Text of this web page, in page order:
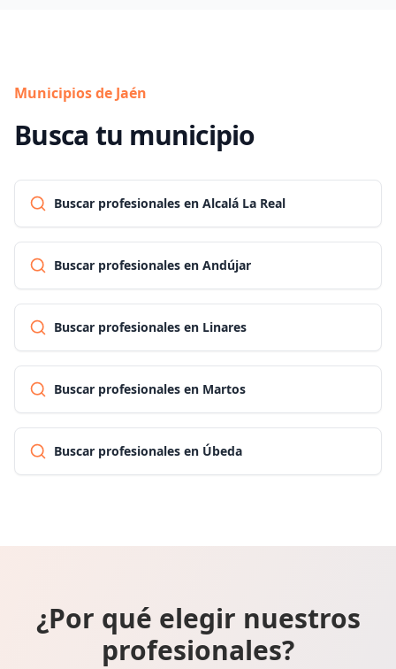
Municipios de Jaén
Busca tu municipio
Buscar profesionales en Alcalá La Real
Buscar profesionales en Andújar
Buscar profesionales en Linares
Buscar profesionales en Martos
Buscar profesionales en Úbeda
¿Por qué elegir nuestros
profesionales?